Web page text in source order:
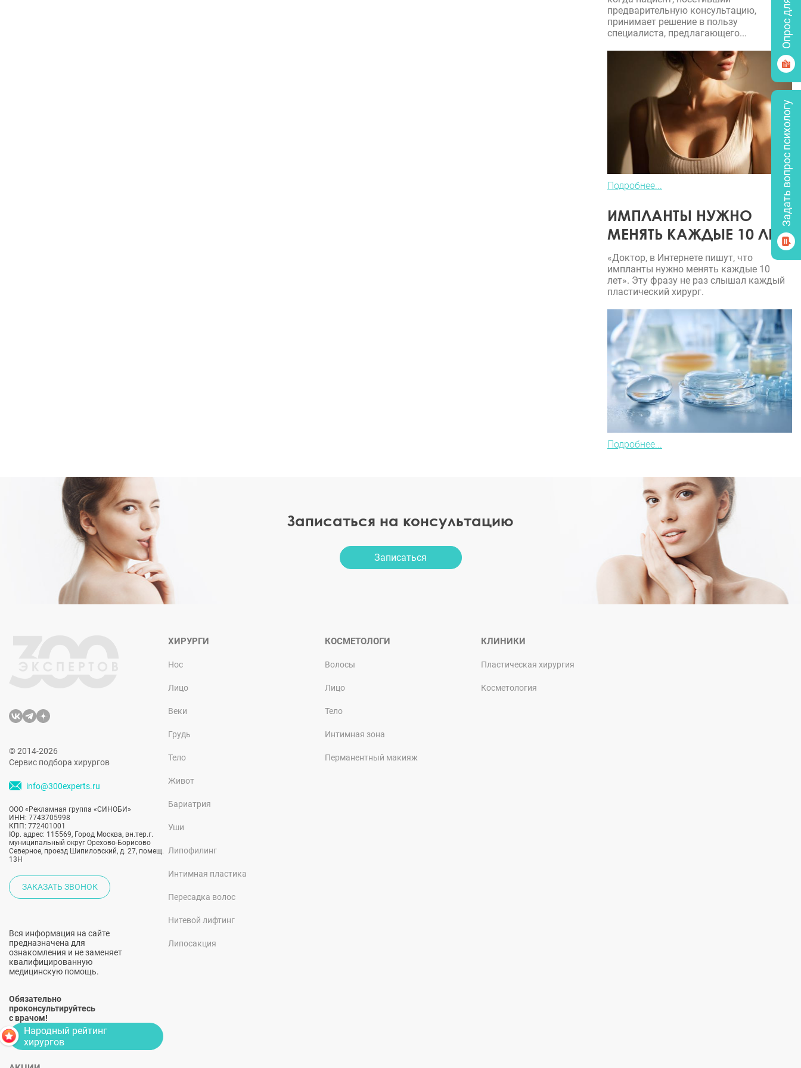
предварительную консультацию,
принимает решение в пользу
специалиста, предлагающего...
Подробнее...
ИМПЛАНТЫ НУЖНО
МЕНЯТЬ КАЖДЫЕ 10 ЛЕТ?
«Доктор, в Интернете пишут, что
импланты нужно менять каждые 10
лет». Эту фразу не раз слышал каждый
пластический хирург.
Подробнее...
Записаться на консультацию
Записаться
© 2014-2026
Сервис подбора хирургов
info@300experts.ru
ООО «Рекламная группа «СИНОБИ»
ИНН: 7743705998
КПП: 772401001
Юр. адрес: 115569, Город Москва, вн.тер.г.
муниципальный округ Орехово-Борисово
Северное, проезд Шипиловский, д. 27, помещ.
13Н
ЗАКАЗАТЬ ЗВОНОК
Вся информация на сайте
предназначена для
ознакомления и не заменяет
квалифицированную
медицинскую помощь.
Обязательно
проконсультируйтесь
с врачом!
ХИРУРГИ
Нос
Лицо
Веки
Грудь
Тело
Живот
Бариатрия
Уши
Липофилинг
Интимная пластика
Пересадка волос
Нитевой лифтинг
Липосакция
КОСМЕТОЛОГИ
Волосы
Лицо
Тело
Интимная зона
Перманентный макияж
КЛИНИКИ
Пластическая хирургия
Косметология
Народный рейтинг
хирургов
Задать вопрос психологу